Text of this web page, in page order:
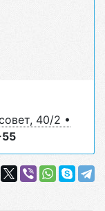
40/2 •